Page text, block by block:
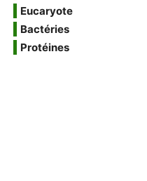
Eucaryote
Bactéries
Protéines